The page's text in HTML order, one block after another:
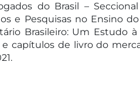
do Brasil – Seccional
e Pesquisas no Ensino
Brasileiro: Um Estudo à
capítulos de livro do